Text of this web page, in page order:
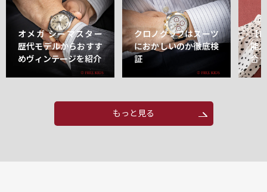
オメガ シーマスター
歴代モデルからおすす
めヴィンテージを紹介
クロノグラフはスーツ
におかしいのか徹底検
証
【
能
合
もっと見る